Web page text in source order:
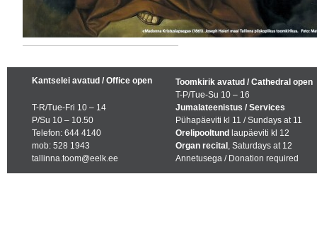
Kantselei avatud / Office open
T-R/Tue-Fri 10 – 14
P/Su 10 – 10.50
Telefon: 644 4140
mob: 528 1943
tallinna.toom@eelk.ee
Toomkirik avatud / Cathedral open
T-P/Tue-Su 10 – 16
Jumalateenistus / Services
Pühapäeviti kl 11 / Sundays at 11
Orelipooltund laupäeviti kl 12
Organ recital , Saturdays at 12
Annetusega / Donation required